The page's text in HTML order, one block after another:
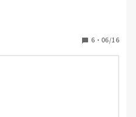
6 ・ 06/16